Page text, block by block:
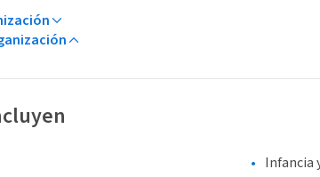
Infancia